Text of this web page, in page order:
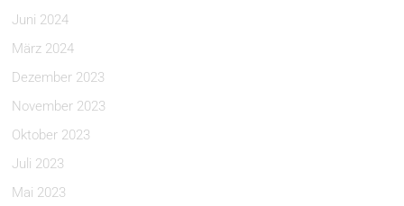
Juni 2024
März 2024
Dezember 2023
November 2023
Oktober 2023
Juli 2023
Mai 2023